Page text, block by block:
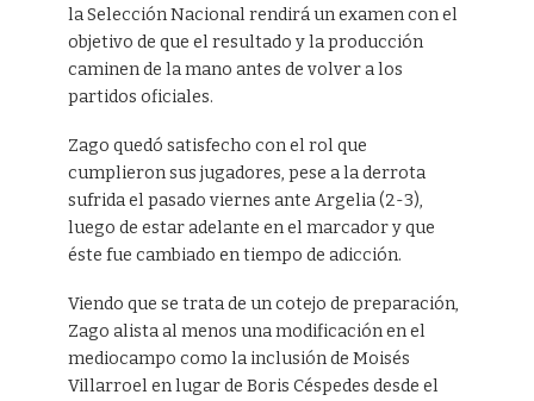
la Selección Nacional rendirá un examen con el
objetivo de que el resultado y la producción
caminen de la mano antes de volver a los
partidos oficiales.
Zago quedó satisfecho con el rol que
cumplieron sus jugadores, pese a la derrota
sufrida el pasado viernes ante Argelia (2-3),
luego de estar adelante en el marcador y que
éste fue cambiado en tiempo de adicción.
Viendo que se trata de un cotejo de preparación,
Zago alista al menos una modificación en el
mediocampo como la inclusión de Moisés
Villarroel en lugar de Boris Céspedes desde el